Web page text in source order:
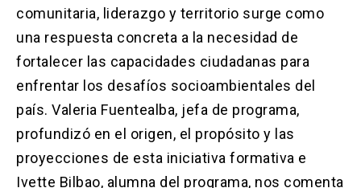
en
una
pestaña)
enlace
abre
en
nueva
pestaña)
Pagos y Convenios(El
se
abre
una
nueva
pestaña)
ACCESOS UC
Biblioteca launch
(El
enlace
se
abre
Mi Portal UC launch
enlace
se
Correo launch
(El
enlace
comunitaria, liderazgo y territorio surge como
una respuesta concreta a la necesidad de
fortalecer las capacidades ciudadanas para
enfrentar los desafíos socioambientales del
país. Valeria Fuentealba, jefa de programa,
profundizó en el origen, el propósito y las
proyecciones de esta iniciativa formativa e
Ivette Bilbao, alumna del programa, nos comenta